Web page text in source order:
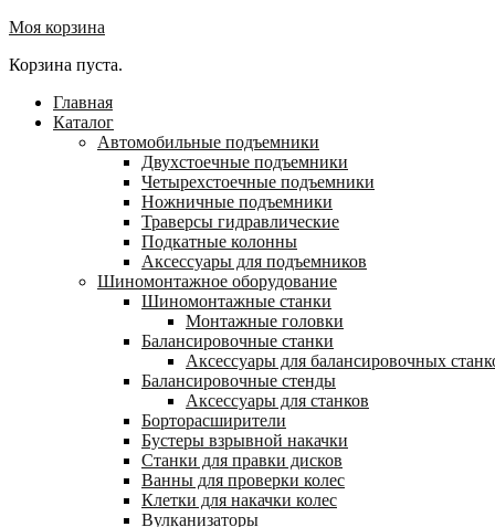
Моя корзина
Корзина пуста.
Главная
Каталог
Автомобильные подъемники
Двухстоечные подъемники
Четырехстоечные подъемники
Ножничные подъемники
Траверсы гидравлические
Подкатные колонны
Аксессуары для подъемников
Шиномонтажное оборудование
Шиномонтажные станки
Монтажные головки
Балансировочные станки
Аксессуары для балансировочных
Балансировочные стенды
Аксессуары для станков
Борторасширители
Бустеры взрывной накачки
Станки для правки дисков
Ванны для проверки колес
Клетки для накачки колес
Вулканизаторы